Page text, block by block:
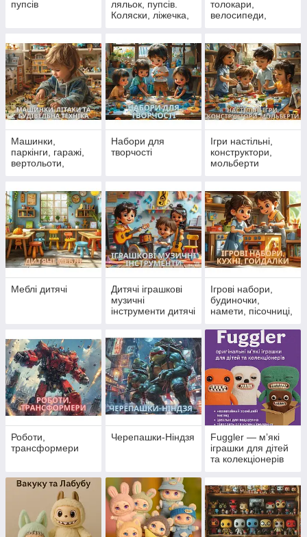
пупсів
ляльок, пупсів.
Коляски, ліжечка,
толокари,
велосипеди,
Машинки,
паркінги, гаражі,
вертольоти,
Набори для
творчості
Ігри настільні,
конструктори,
мольберти
Меблі дитячі
Дитячі іграшкові
музичні
інструменти дитячі
Ігрові набори,
будиночки,
намети, пісочниці,
Роботи,
трансформери
Черепашки-Ніндзя
Fuggler — м’які
іграшки для дітей
та колекціонерів